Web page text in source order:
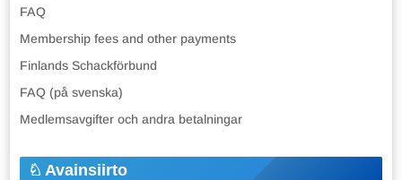
FAQ
Membership fees and other payments
Finlands Schackförbund
FAQ (på svenska)
Medlemsavgifter och andra betalningar
Avainsiirto